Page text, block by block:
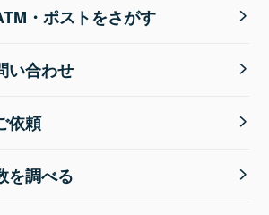
・ポストをさがす
い合わせ
依頼
を調べる